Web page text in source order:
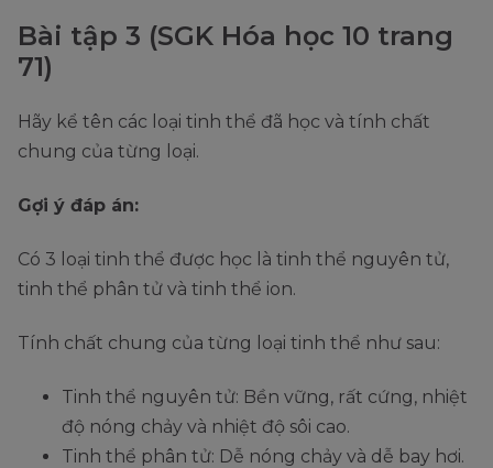
Bài tập 3 (SGK Hóa học 10 trang
71)
Hãy kể tên các loại tinh thể đã học và tính chất
chung của từng loại.
Gợi ý đáp án:
Có 3 loại tinh thể được học là tinh thể nguyên tử,
tinh thể phân tử và tinh thể ion.
Tính chất chung của từng loại tinh thể như sau:
Tinh thể nguyên tử: Bền vững, rất cứng, nhiệt
độ nóng chảy và nhiệt độ sôi cao.
Tinh thể phân tử: Dễ nóng chảy và dễ bay hơi.